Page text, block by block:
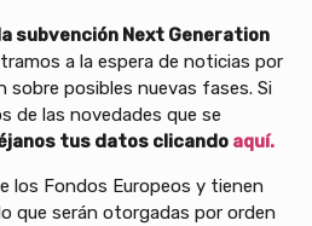
subvención Next Generation
a la espera de noticias por
sobre posibles nuevas fases. Si
de las novedades que se
tus datos clicando aquí.
los Fondos Europeos y tienen
que serán otorgadas por orden